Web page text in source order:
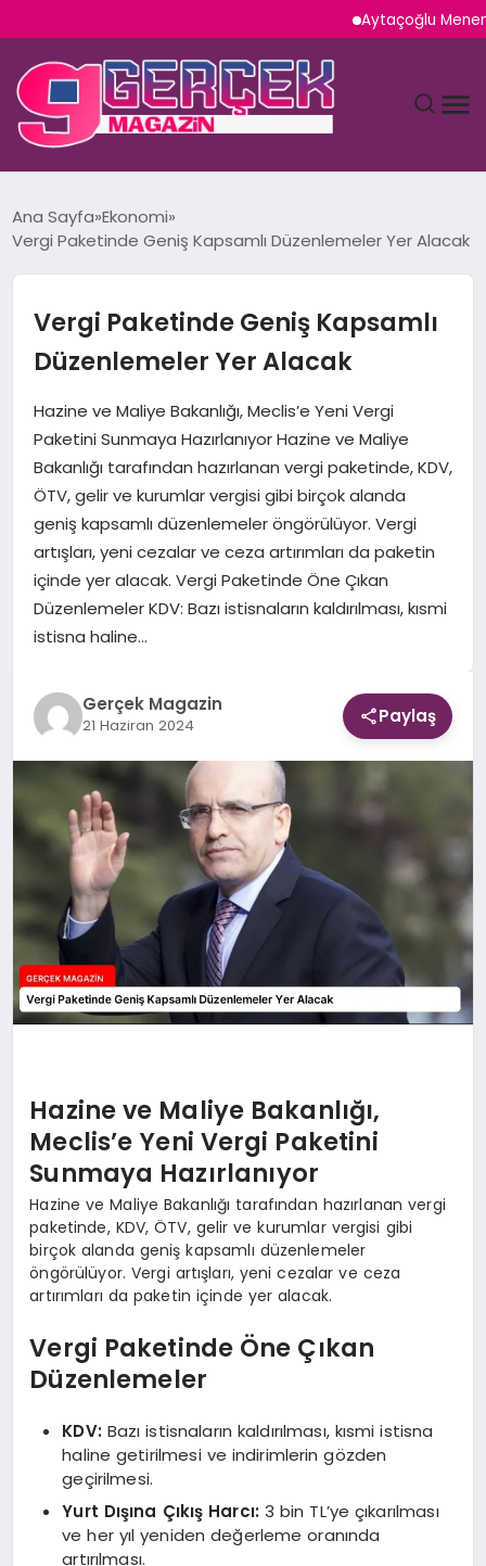
Aytaçoğlu Menemen:
YAŞAM
SPOR
TEKNOLOJI
EKONOMI
DÜNYA
Ana Sayfa Ekonomi
Vergi Paketinde Geniş Kapsamlı Düzenlemeler Yer Alacak
Vergi Paketinde Geniş Kapsamlı
Düzenlemeler Yer Alacak
Hazine ve Maliye Bakanlığı, Meclis’e Yeni Vergi
Paketini Sunmaya Hazırlanıyor Hazine ve Maliye
Bakanlığı tarafından hazırlanan vergi paketinde, KDV,
ÖTV, gelir ve kurumlar vergisi gibi birçok alanda
geniş kapsamlı düzenlemeler öngörülüyor. Vergi
artışları, yeni cezalar ve ceza artırımları da paketin
içinde yer alacak. Vergi Paketinde Öne Çıkan
Düzenlemeler KDV: Bazı istisnaların kaldırılması, kısmi
istisna haline…
Gerçek Magazin
21 Haziran 2024 Paylaş
Hazine ve Maliye Bakanlığı,
Meclis’e Yeni Vergi Paketini
Sunmaya Hazırlanıyor
Hazine ve Maliye Bakanlığı tarafından hazırlanan vergi
paketinde, KDV, ÖTV, gelir ve kurumlar vergisi gibi
birçok alanda geniş kapsamlı düzenlemeler
öngörülüyor. Vergi artışları, yeni cezalar ve ceza
artırımları da paketin içinde yer alacak.
Vergi Paketinde Öne Çıkan
Düzenlemeler
KDV: Bazı istisnaların kaldırılması, kısmi istisna
haline getirilmesi ve indirimlerin gözden
geçirilmesi.
Yurt Dışına Çıkış Harcı: 3 bin TL’ye çıkarılması
ve her yıl yeniden değerleme oranında
artırılması.